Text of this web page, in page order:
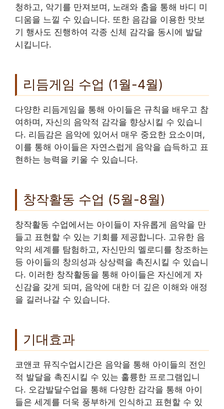
청하고, 악기를 만져보며, 노래와 춤을 통해 바디 미
디움을 느낄 수 있습니다. 또한 음감을 이용한 맛보
기 행사도 진행하여 각종 신체 감각을 동시에 발달
시킵니다.
리듬게임 수업 (1월-4월)
다양한 리듬게임을 통해 아이들은 규칙을 배우고 참
여하며, 자신의 음악적 감각을 향상시킬 수 있습니
다. 리듬감은 음악에 있어서 매우 중요한 요소이며,
이를 통해 아이들은 자연스럽게 음악을 습득하고 표
현하는 능력을 키울 수 있습니다.
창작활동 수업 (5월-8월)
창작활동 수업에서는 아이들이 자유롭게 음악을 만
들고 표현할 수 있는 기회를 제공합니다. 고유한 음
악의 세계를 탐험하고, 자신만의 멜로디를 창조하는
등 아이들의 창의성과 상상력을 촉진시킬 수 있습니
다. 이러한 창작활동을 통해 아이들은 자신에게 자
신감을 갖게 되며, 음악에 대한 더 깊은 이해와 애정
을 길러나갈 수 있습니다.
기대효과
코앤코 뮤직수업시간은 음악을 통해 아이들의 전인
적 발달을 촉진시킬 수 있는 훌륭한 프로그램입니
다. 오감발달수업을 통해 다양한 감각을 통해 아이
들은 세계를 더욱 풍부하게 인식하고 표현할 수 있